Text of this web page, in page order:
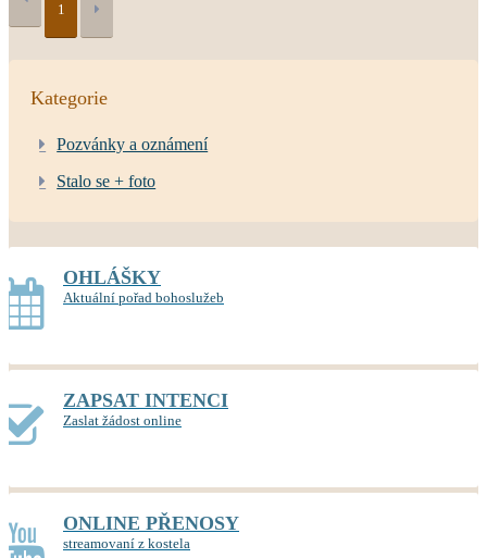
1
Kategorie
Pozvánky a oznámení
Stalo se + foto
OHLÁŠKY
Aktuální pořad bohoslužeb
ZAPSAT INTENCI
Zaslat žádost online
ONLINE PŘENOSY
streamovaní z kostela